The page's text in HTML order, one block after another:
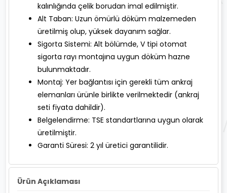
kalınlığında çelik borudan imal edilmiştir.
Alt Taban: Uzun ömürlü döküm malzemeden
üretilmiş olup, yüksek dayanım sağlar.
Sigorta Sistemi: Alt bölümde, V tipi otomat
sigorta rayı montajına uygun döküm hazne
bulunmaktadır.
Montaj: Yer bağlantısı için gerekli tüm ankraj
elemanları ürünle birlikte verilmektedir (ankraj
seti fiyata dahildir).
Belgelendirme: TSE standartlarına uygun olarak
üretilmiştir.
Garanti Süresi: 2 yıl üretici garantilidir.
Ürün Açıklaması